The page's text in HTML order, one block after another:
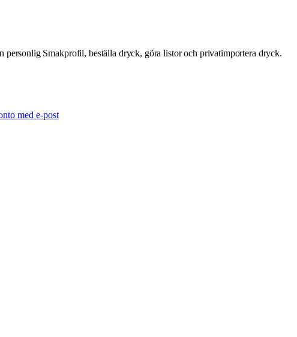
personlig Smakprofil, beställa dryck, göra listor och privatimportera dryck.
med e-post